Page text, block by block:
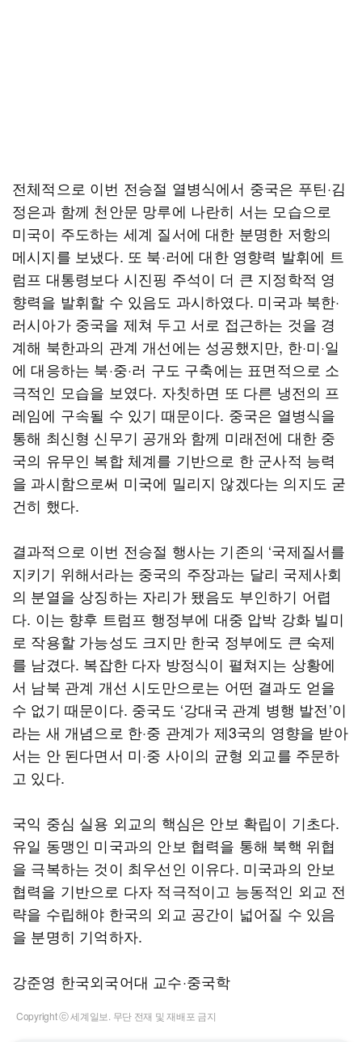
전체적으로 이번 전승절 열병식에서 중국은 푸틴·김
정은과 함께 천안문 망루에 나란히 서는 모습으로
미국이 주도하는 세계 질서에 대한 분명한 저항의
메시지를 보냈다. 또 북·러에 대한 영향력 발휘에 트
럼프 대통령보다 시진핑 주석이 더 큰 지정학적 영
향력을 발휘할 수 있음도 과시하였다. 미국과 북한·
러시아가 중국을 제쳐 두고 서로 접근하는 것을 경
계해 북한과의 관계 개선에는 성공했지만, 한·미·일
에 대응하는 북·중·러 구도 구축에는 표면적으로 소
극적인 모습을 보였다. 자칫하면 또 다른 냉전의 프
레임에 구속될 수 있기 때문이다. 중국은 열병식을
통해 최신형 신무기 공개와 함께 미래전에 대한 중
국의 유무인 복합 체계를 기반으로 한 군사적 능력
을 과시함으로써 미국에 밀리지 않겠다는 의지도 굳
건히 했다.
결과적으로 이번 전승절 행사는 기존의 ‘국제질서를
지키기 위해서라는 중국의 주장과는 달리 국제사회
의 분열을 상징하는 자리가 됐음도 부인하기 어렵
다. 이는 향후 트럼프 행정부에 대중 압박 강화 빌미
로 작용할 가능성도 크지만 한국 정부에도 큰 숙제
를 남겼다. 복잡한 다자 방정식이 펼쳐지는 상황에
서 남북 관계 개선 시도만으로는 어떤 결과도 얻을
수 없기 때문이다. 중국도 ‘강대국 관계 병행 발전’이
라는 새 개념으로 한·중 관계가 제3국의 영향을 받아
서는 안 된다면서 미·중 사이의 균형 외교를 주문하
고 있다.
국익 중심 실용 외교의 핵심은 안보 확립이 기초다.
유일 동맹인 미국과의 안보 협력을 통해 북핵 위협
을 극복하는 것이 최우선인 이유다. 미국과의 안보
협력을 기반으로 다자 적극적이고 능동적인 외교 전
략을 수립해야 한국의 외교 공간이 넓어질 수 있음
을 분명히 기억하자.
강준영 한국외국어대 교수·중국학
Copyright ⓒ 세계일보. 무단 전재 및 재배포 금지